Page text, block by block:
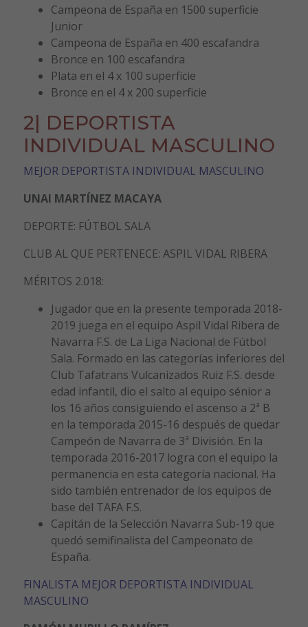
Campeona de España en 1500 superficie
Junior
Campeona de España en 400 escafandra
Bronce en 100 escafandra
Plata en el 4 x 100 superficie
Bronce en el 4 x 200 superficie
2| DEPORTISTA
INDIVIDUAL MASCULINO
MEJOR DEPORTISTA INDIVIDUAL MASCULINO
UNAI MARTÍNEZ MACAYA
DEPORTE: FÚTBOL SALA
CLUB AL QUE PERTENECE: ASPIL VIDAL RIBERA
MÉRITOS 2.018:
Jugador que en la presente temporada 2018-
2019 juega en el equipo Aspil Vidal Ribera de
Navarra F.S. de La Liga Nacional de Fútbol
Sala. Formado en las categorías inferiores del
Club Tafatrans Vulcanizados Ruiz F.S. desde
edad infantil, dio el salto al equipo sénior a
los 16 años consiguiendo el ascenso a 2ª B
en la temporada 2015-16 después de quedar
Campeón de Navarra de 3ª División. En la
temporada 2016-2017 logra con el equipo la
permanencia en esta categoría nacional. Ha
sido también entrenador de los equipos de
base del TAFA F.S.
Capitán de la Selección Navarra Sub-19 que
quedó semifinalista del Campeonato de
España.
FINALISTA MEJOR DEPORTISTA INDIVIDUAL
MASCULINO